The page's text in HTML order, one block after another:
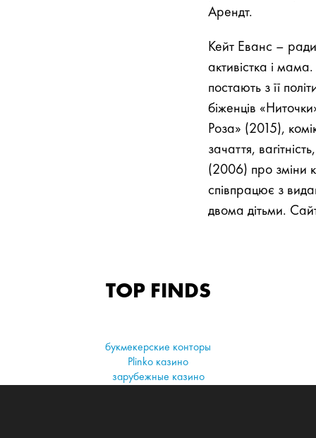
Арендт.
Кейт Еванс –
активістка і
постають з її
біженців
Роза» (2015),
зачаття,
(2006) про зміни
співпрацює з
двома дітьми.
TOP FINDS
букмекерские конторы
Plinko казино
зарубежные казино